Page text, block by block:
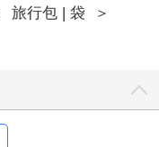
旅行包 | 袋
＞